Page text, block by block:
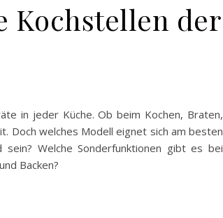
Kochstellen der
in jeder Küche. Ob beim Kochen, Braten,
Doch welches Modell eignet sich am besten
Welche Sonderfunktionen gibt es bei
Backen?